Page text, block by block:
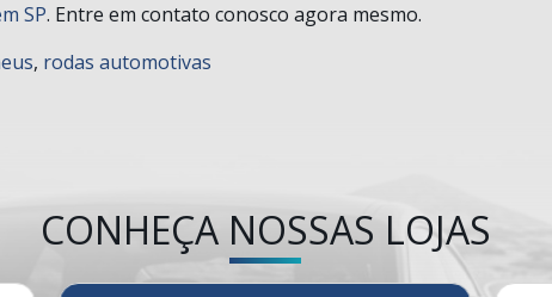
SP. Entre em contato conosco agora mesmo.
, rodas automotivas
CONHEÇA NOSSAS LOJAS